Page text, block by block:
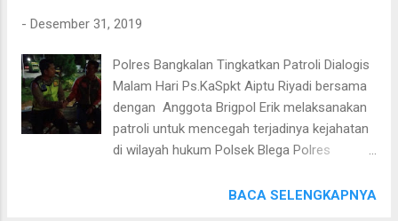
Antisipasi pergantian Tahun di Pimpin
Nur Achmad SPd. Selasa
(31/12/2019).Walapun Malam ini Cuaca
sedikit Gerimis tidak Menyurutkan Niat
Sinergitas TNI POLRI ini dalam melaksanakan
Pengamanan Malam Tahun Baru 2020.
SPd berharap, agar giat patroli yang rutin
- Desember 31, 2019
Polres Bangkalan Tingkatkan Patroli Dialogis
Malam Hari Ps.KaSpkt Aiptu Riyadi bersama
dengan Anggota Brigpol Erik melaksanakan
patroli untuk mencegah terjadinya kejahatan
di wilayah hukum Polsek Blega Polres
Malam Hari oleh personil Polsek Blega
BACA SELENGKAPNYA